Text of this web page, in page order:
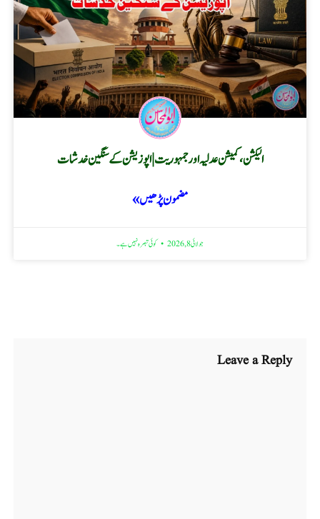
الیکشن، کمیشن عدلیہ اور جمہوریت | اپوزیشن کے سنگین خدشات
مضمون پڑھیں »
جولائی 8, 2026 کوئی تبصرہ نہیں ہے۔
Leave a Reply